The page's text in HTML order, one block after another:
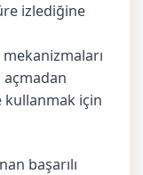
izlediğine
kullanmak için
başarılı